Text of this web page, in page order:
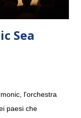
Sea
l'orchestra
paesi che